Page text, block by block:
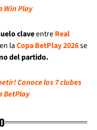
Win Play
claveentreReal
en laCopa BetPlay 2026se
del partido.
Conoce los 7 clubes
BetPlay